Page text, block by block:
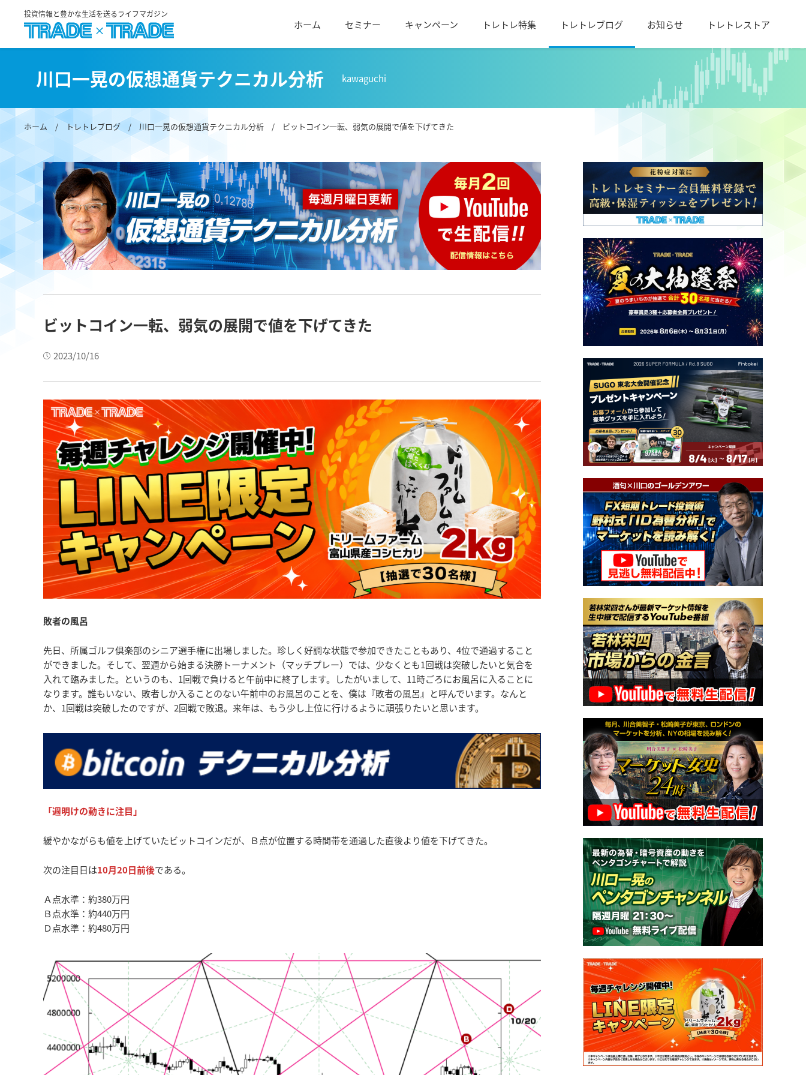
投資情報と豊かな生活を送るライフマガジン
ホーム セミナー キャンペーン トレトレ特集 トレトレブログ お知らせ トレトレストア
川口一晃の仮想通貨テクニカル分析 kawaguchi
ホーム /トレトレブログ / 川口一晃の仮想通貨テクニカル分析 / ビットコイン一転、弱気の展開で値を下げてきた
ビットコイン一転、弱気の展開で値を下げてきた
2023/10/16
敗者の風呂
先日、所属ゴルフ倶楽部のシニア選手権に出場しました。珍しく好調な状態で参加できたこともあり、4位で通過すること
ができました。そして、翌週から始まる決勝トーナメント（マッチプレー）では、少なくとも1回戦は突破したいと気合を
入れて臨みました。というのも、1回戦で負けると午前中に終了します。したがいまして、11時ごろにお風呂に入ることに
なります。誰もいない、敗者しか入ることのない午前中のお風呂のことを、僕は『敗者の風呂』と呼んでいます。なんと
か、1回戦は突破したのですが、2回戦で敗退。来年は、もう少し上位に行けるように頑張りたいと思います。
「週明けの動きに注目」
緩やかながらも値を上げていたビットコインだが、Ｂ点が位置する時間帯を通過した直後より値を下げてきた。
次の注目日は10月20日前後である。
Ａ点水準：約380万円
Ｂ点水準：約440万円
Ｄ点水準：約480万円